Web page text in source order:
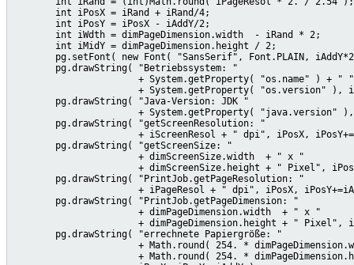
int iPosX = iRand + iRand/
        int iPosY = iPosX - iAddY/2;
int iWdth = dimPageDimension.width  - iRand *
        int iMidY = dimPageDimension.height / 2;
pg.setFont( new Font( "SansSerif", Font.PLAIN,
        pg.drawString( "Betriebssystem: "
                       + System.getProperty( "os.name" ) + " "
+ System.getProperty( "os.version" ),
        pg.drawString( "Java-Version: JDK "
+ System.getProperty( "java.version"
        pg.drawString( "getScreenResolution: "
+ iScreenResol + " dpi", iPosX,
        pg.drawString( "getScreenSize: "
                       + dimScreenSize.width  + " x "
+ dimScreenSize.height + " Pixel",
        pg.drawString( "PrintJob.getPageResolution: "
+ iPageResol + " dpi", iPosX,
        pg.drawString( "PrintJob.getPageDimension: "
                       + dimPageDimension.width  + " x "
+ dimPageDimension.height + " Pixel",
        pg.drawString( "errechnete Papiergröße: "
+ Math.round( 254. *
+ Math.round( 254. *